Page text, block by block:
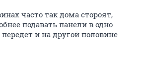
часто так дома стороят,
подавать панели в одно
и на другой половине